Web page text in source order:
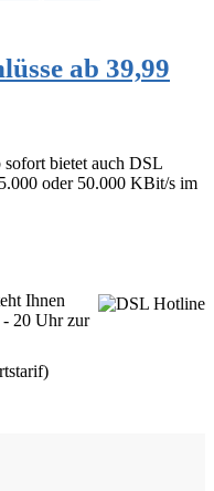
ab 39,99
bietet auch DSL
oder 50.000 KBit/s im
Ihnen
- 20 Uhr zur